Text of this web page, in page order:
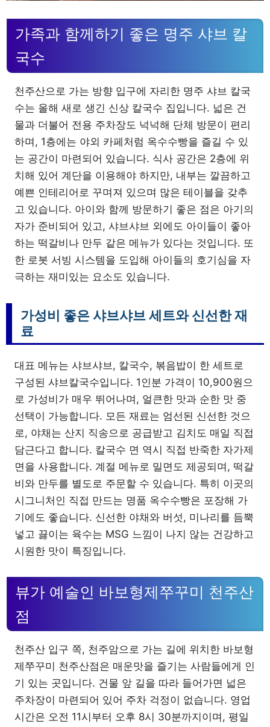
가족과 함께하기 좋은 명주 샤브 칼
국수
천주산으로 가는 방향 입구에 자리한 명주 샤브 칼국
수는 올해 새로 생긴 신상 칼국수 집입니다. 넓은 건
물과 더불어 전용 주차장도 넉넉해 단체 방문이 편리
하며, 1층에는 야외 카페처럼 옥수수빵을 즐길 수 있
는 공간이 마련되어 있습니다. 식사 공간은 2층에 위
치해 있어 계단을 이용해야 하지만, 내부는 깔끔하고
예쁜 인테리어로 꾸며져 있으며 많은 테이블을 갖추
고 있습니다. 아이와 함께 방문하기 좋은 점은 아기의
자가 준비되어 있고, 샤브샤브 외에도 아이들이 좋아
하는 떡갈비나 만두 같은 메뉴가 있다는 것입니다. 또
한 로봇 서빙 시스템을 도입해 아이들의 호기심을 자
극하는 재미있는 요소도 있습니다.
가성비 좋은 샤브샤브 세트와 신선한 재
료
대표 메뉴는 샤브샤브, 칼국수, 볶음밥이 한 세트로
구성된 샤브칼국수입니다. 1인분 가격이 10,900원으
로 가성비가 매우 뛰어나며, 얼큰한 맛과 순한 맛 중
선택이 가능합니다. 모든 재료는 엄선된 신선한 것으
로, 야채는 산지 직송으로 공급받고 김치도 매일 직접
담근다고 합니다. 칼국수 면 역시 직접 반죽한 자가제
면을 사용합니다. 계절 메뉴로 밀면도 제공되며, 떡갈
비와 만두를 별도로 주문할 수 있습니다. 특히 이곳의
시그니처인 직접 만드는 명품 옥수수빵은 포장해 가
기에도 좋습니다. 신선한 야채와 버섯, 미나리를 듬뿍
넣고 끓이는 육수는 MSG 느낌이 나지 않는 건강하고
시원한 맛이 특징입니다.
뷰가 예술인 바보형제쭈꾸미 천주산
점
천주산 입구 쪽, 천주암으로 가는 길에 위치한 바보형
제쭈꾸미 천주산점은 매운맛을 즐기는 사람들에게 인
기 있는 곳입니다. 건물 앞 길을 따라 들어가면 넓은
주차장이 마련되어 있어 주차 걱정이 없습니다. 영업
시간은 오전 11시부터 오후 8시 30분까지이며, 평일